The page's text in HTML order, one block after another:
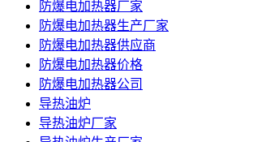
防爆电加热器厂家
防爆电加热器生产厂家
防爆电加热器供应商
防爆电加热器价格
防爆电加热器公司
导热油炉
导热油炉厂家